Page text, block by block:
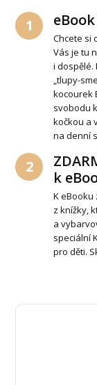
1
Chcete si
Vás je tu
i dospělé.
„tlupy-
kocourek
svobodu
kočkou a
na denní
2
k
K eBooku
z knížky,
a
speciální
pro děti.